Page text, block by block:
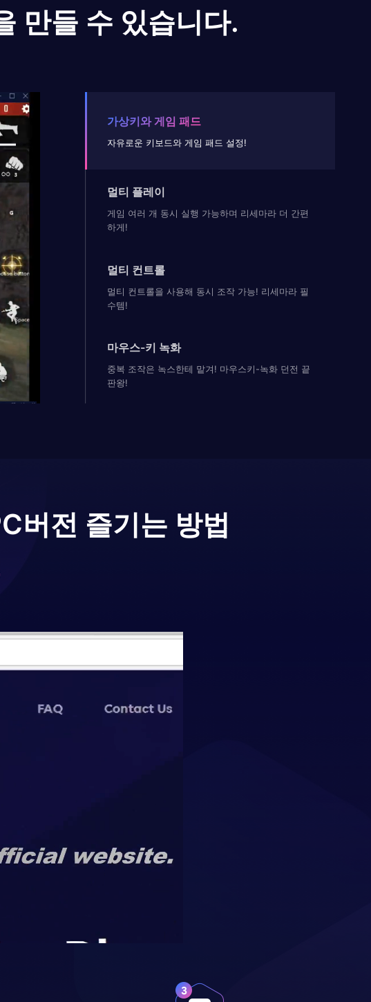
만들 수 있습니다.
가상키와 게임 패드
자유로운 키보드와 게임 패드 설정!
멀티 플레이
게임 여러 개 동시 실행 가능하며 리세마라 더 간편
하게!
멀티 컨트롤
멀티 컨트롤을 사용해 동시 조작 가능! 리세마라 필
수템!
마우스-키 녹화
중복 조작은 녹스한테 맡겨! 마우스키-녹화 던전 끝
판왕!
버전 즐기는 방법